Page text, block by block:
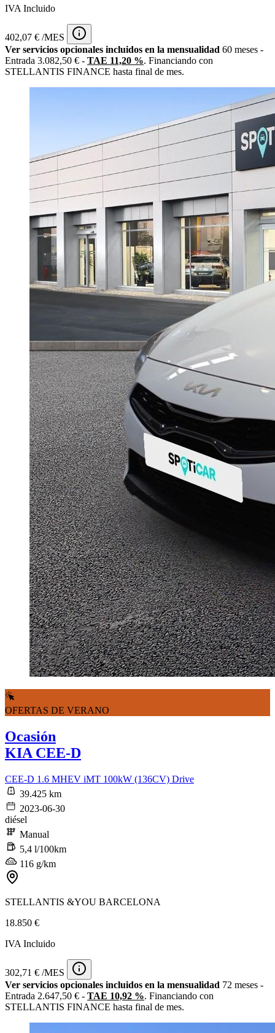
IVA Incluido
402,07 € /MES
Ver servicios opcionales incluidos en la mensualidad 60 meses -
Entrada 3.082,50 € - TAE 11,20 %. Financiando con
STELLANTIS FINANCE hasta final de mes.
OFERTAS DE VERANO
Ocasión
KIA CEE-D
CEE-D 1.6 MHEV iMT 100kW (136CV) Drive
39.425 km
2023-06-30
diésel
Manual
5,4 l/100km
116 g/km
STELLANTIS &YOU BARCELONA
18.850 €
IVA Incluido
302,71 € /MES
Ver servicios opcionales incluidos en la mensualidad 72 meses -
Entrada 2.647,50 € - TAE 10,92 %. Financiando con
STELLANTIS FINANCE hasta final de mes.